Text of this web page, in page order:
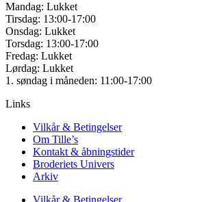
Mandag: Lukket
Tirsdag: 13:00-17:00
Onsdag: Lukket
Torsdag: 13:00-17:00
Fredag: Lukket
Lørdag: Lukket
1. søndag i måneden: 11:00-17:00
Links
Vilkår & Betingelser
Om Tille’s
Kontakt & åbningstider
Broderiets Univers
Arkiv